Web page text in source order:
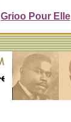
Grioo Pour Elle